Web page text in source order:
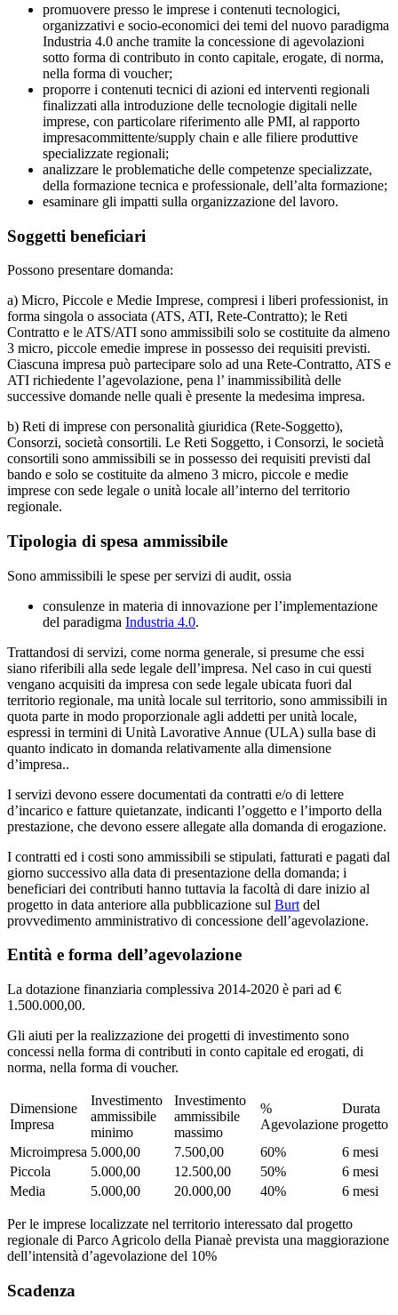
promuovere presso le imprese i contenuti tecnologici,
organizzativi e socio-economici dei temi del nuovo paradigma
Industria 4.0 anche tramite la concessione di agevolazioni
sotto forma di contributo in conto capitale, erogate, di norma,
nella forma di voucher;
proporre i contenuti tecnici di azioni ed interventi regionali
finalizzati alla introduzione delle tecnologie digitali nelle
imprese, con particolare riferimento alle PMI, al rapporto
impresacommittente/supply chain e alle filiere produttive
specializzate regionali;
analizzare le problematiche delle competenze specializzate,
della formazione tecnica e professionale, dell’alta formazione;
esaminare gli impatti sulla organizzazione del lavoro.
Soggetti beneficiari
Possono presentare domanda:
a) Micro, Piccole e Medie Imprese, compresi i liberi professionist, in
forma singola o associata (ATS, ATI, Rete-Contratto); le Reti
Contratto e le ATS/ATI sono ammissibili solo se costituite da almeno
3 micro, piccole emedie imprese in possesso dei requisiti previsti.
Ciascuna impresa può partecipare solo ad una Rete-Contratto, ATS e
ATI richiedente l’agevolazione, pena l’ inammissibilità delle
successive domande nelle quali è presente la medesima impresa.
b) Reti di imprese con personalità giuridica (Rete-Soggetto),
Consorzi, società consortili. Le Reti Soggetto, i Consorzi, le società
consortili sono ammissibili se in possesso dei requisiti previsti dal
bando e solo se costituite da almeno 3 micro, piccole e medie
imprese con sede legale o unità locale all’interno del territorio
regionale.
Tipologia di spesa ammissibile
Sono ammissibili le spese per servizi di audit, ossia
consulenze in materia di innovazione per l’implementazione
del paradigma Industria 4.0.
Trattandosi di servizi, come norma generale, si presume che essi
siano riferibili alla sede legale dell’impresa. Nel caso in cui questi
vengano acquisiti da impresa con sede legale ubicata fuori dal
territorio regionale, ma unità locale sul territorio, sono ammissibili in
quota parte in modo proporzionale agli addetti per unità locale,
espressi in termini di Unità Lavorative Annue (ULA) sulla base di
quanto indicato in domanda relativamente alla dimensione
d’impresa..
I servizi devono essere documentati da contratti e/o di lettere
d’incarico e fatture quietanzate, indicanti l’oggetto e l’importo della
prestazione, che devono essere allegate alla domanda di erogazione.
I contratti ed i costi sono ammissibili se stipulati, fatturati e pagati dal
giorno successivo alla data di presentazione della domanda; i
beneficiari dei contributi hanno tuttavia la facoltà di dare inizio al
progetto in data anteriore alla pubblicazione sul Burt del
provvedimento amministrativo di concessione dell’agevolazione.
Entità e forma dell’agevolazione
La dotazione finanziaria complessiva 2014-2020 è pari ad €
1.500.000,00.
Gli aiuti per la realizzazione dei progetti di investimento sono
concessi nella forma di contributi in conto capitale ed erogati, di
norma, nella forma di voucher.
Dimensione
Impresa
Investimento
ammissibile
minimo
Investimento
ammissibile
massimo
%
Agevolazione
Durata
progetto
Microimpresa 5.000,00 7.500,00 60%
6 mesi
Piccola
5.000,00 12.500,00 50%
6 mesi
Media
5.000,00 20.000,00 40% 6 mesi
Per le imprese localizzate nel territorio interessato dal progetto
regionale di Parco Agricolo della Pianaè prevista una maggiorazione
dell’intensità d’agevolazione del 10%
Scadenza